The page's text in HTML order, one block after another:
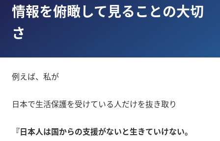
情報を俯瞰して見ることの大切
さ
例えば、私が
日本で生活保護を受けている人だけを抜き取り
『日本人は国からの支援がないと生きていけない。